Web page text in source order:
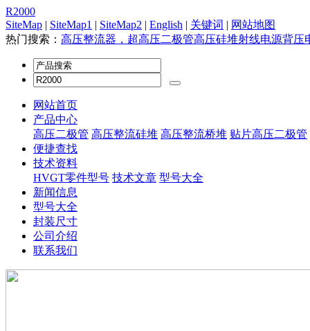
R2000
SiteMap | SiteMap1 | SiteMap2 | English | 关键词 | 网站地图
热门搜索： 高压整流器，超高压二极管高压硅堆射线电源背压
网站首页
产品中心
高压二极管 高压整流硅堆 高压整流桥堆 贴片高压二极管
便捷查找
技术资料
HVGT零件型号 技术文章 型号大全
新闻信息
型号大全
封装尺寸
公司介绍
联系我们